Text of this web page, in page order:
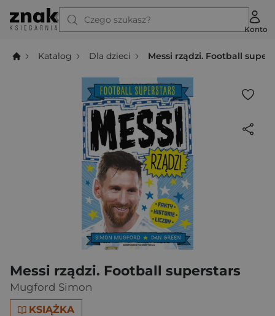
Czego szukasz?
Konto
Katalog Dla dzieci Messi rządzi. Football
Messi rządzi. Football superstars
Mugford Simon
KSIĄŻKA